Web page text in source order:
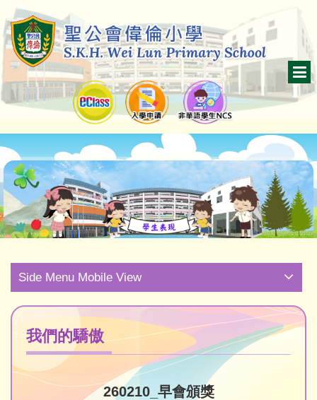
Side Menu Mobile View
我們的驕傲
260210_早會頒獎